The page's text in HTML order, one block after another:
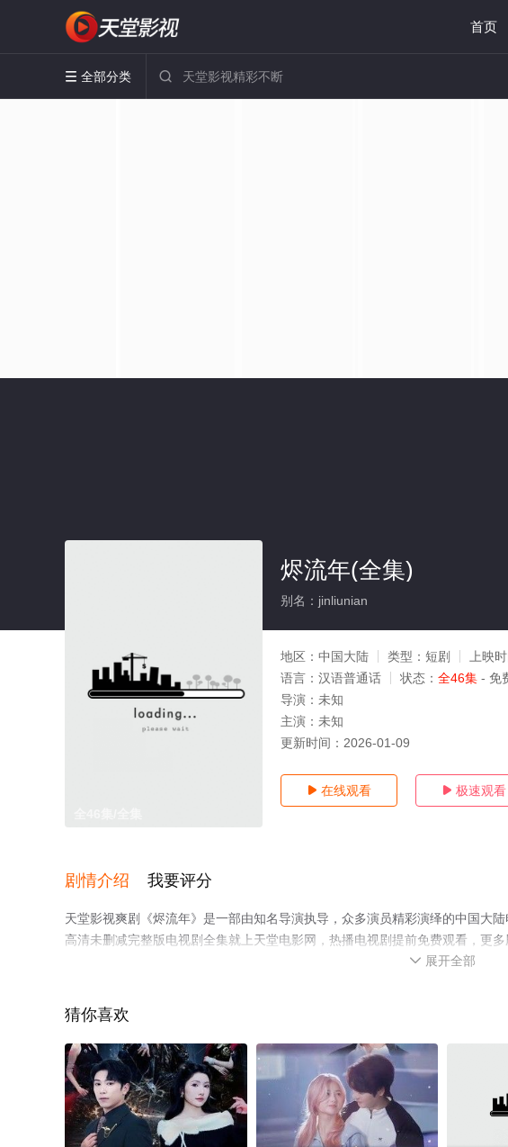
首页
 全部分类 
烬流年(全集)
别名：jinliunian
地区： 中国大陆 类型： 短剧 上映
语言： 汉语普通话 状态： 全46集 - 免
导演： 未知
主演： 未知
更新时间： 2026-01-09
 在线观看  极速观看
剧情介绍 我要评分
天堂影视爽剧《烬流年》是一部由知名导演执导，众多演员精彩演绎的中国大
高清未删减完整版电视剧全集就上天堂电影网，热播电视剧提前免费观看，更
 展开全部
猜你喜欢